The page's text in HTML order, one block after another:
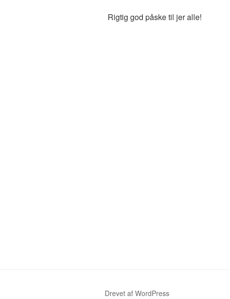
Rigtig god påske til jer alle!
Drevet af WordPress